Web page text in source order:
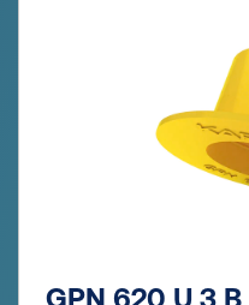
GPN 620 U 3 B